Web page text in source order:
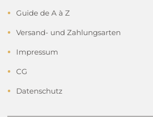
Guide de A à Z
Versand- und Zahlungsarten
Impressum
CG
Datenschutz